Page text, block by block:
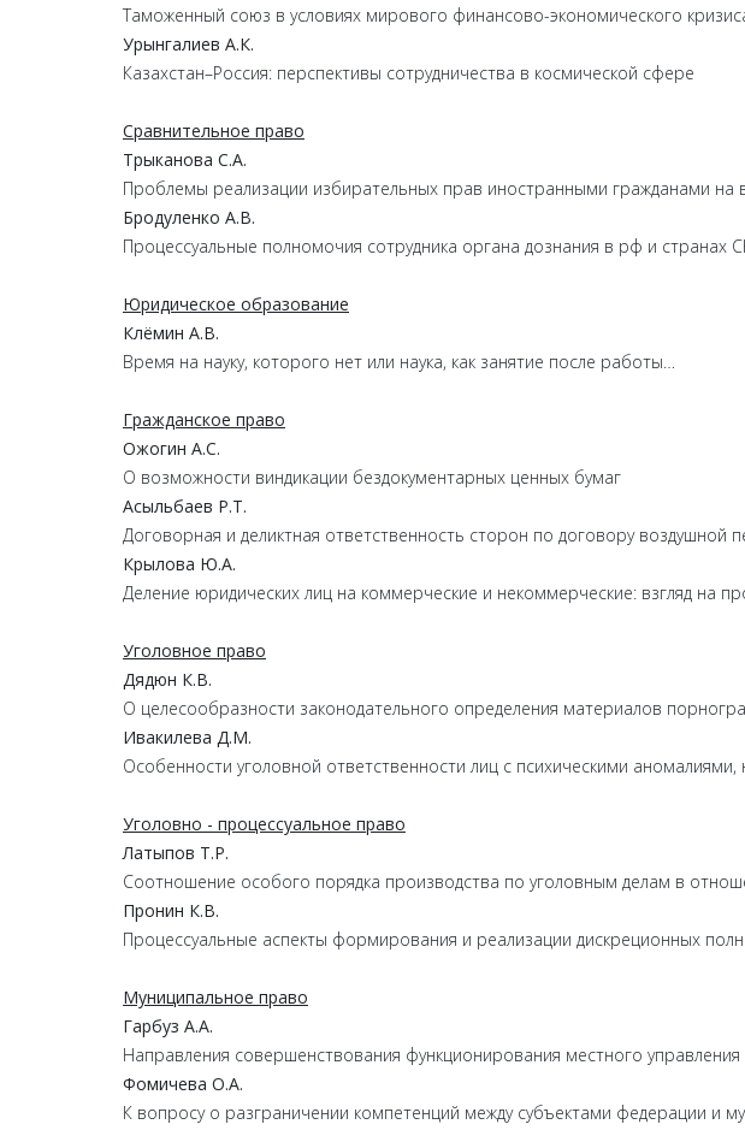
Таможенный союз в условиях мирового финансово-экономического
Урынгалиев А.К.
Казахстан–Россия: перспективы сотрудничества в космической сфере
Сравнительное право
Трыканова С.А.
Проблемы реализации избирательных прав иностранными гражданами
Бродуленко А.В.
Процессуальные полномочия сотрудника органа дознания в рф и странах
Юридическое образование
Клёмин А.В.
Время на науку, которого нет или наука, как занятие после работы…
Гражданское право
Ожогин А.С.
О возможности виндикации бездокументарных ценных бумаг
Асыльбаев Р.Т.
Договорная и деликтная ответственность сторон по договору воздушной
Крылова Ю.А.
Деление юридических лиц на коммерческие и некоммерческие: взгляд на
Уголовное право
Дядюн К.В.
О целесообразности законодательного определения материалов
Ивакилева Д.М.
Особенности уголовной ответственности лиц с психическими
Уголовно - процессуальное право
Латыпов Т.Р.
Соотношение особого порядка производства по уголовным делам в
Пронин К.В.
Процессуальные аспекты формирования и реализации дискреционных
Муниципальное право
Гарбуз А.А.
Направления совершенствования функционирования местного управления
Фомичева О.А.
К вопросу о разграничении компетенций между субъектами федерации и